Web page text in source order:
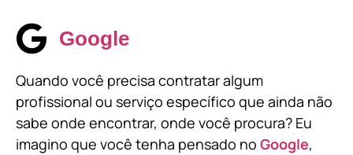
Google
Quando você precisa contratar algum
profissional ou serviço específico que ainda não
sabe onde encontrar, onde você procura? Eu
imagino que você tenha pensado no Google,